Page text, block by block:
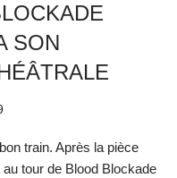
SON
train. Après la pièce
tour de Blood Blockade